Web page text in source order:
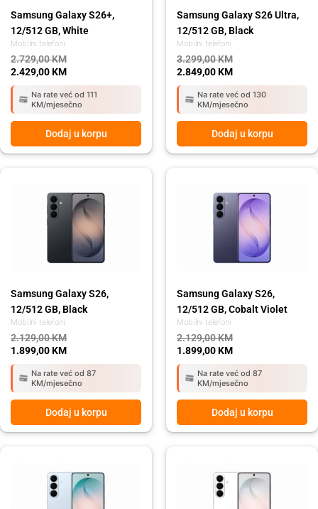
Mobilni telefoni
Samsung Galaxy S26+,
12/512 GB, White
2.729,00KM
2.429,00KM
Na rate već od 111
KM/mjesečno
Dodaj u korpu
Mobilni telefoni
Samsung Galaxy S26 Ultra,
12/512 GB, Black
3.299,00KM
2.849,00KM
Na rate već od 130
KM/mjesečno
Dodaj u korpu
Mobilni telefoni
Samsung Galaxy S26,
12/512 GB, Black
2.129,00KM
2.129,00 KM.
1.899,00KM
1.899,00 KM.
Na rate već od 87
KM/mjesečno
Dodaj u korpu
Mobilni telefoni
Samsung Galaxy S26,
12/512 GB, Cobalt Violet
2.129,00KM
2.129,00 KM.
1.899,00KM
1.899,00 KM.
Na rate već od 87
KM/mjesečno
Dodaj u korpu
2.129,00 KM.
1.899,00 KM.
2.129,00 KM.
1.899,00 KM.